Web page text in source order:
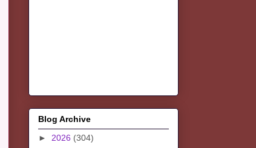
Blog Archive
► 2026 (304)